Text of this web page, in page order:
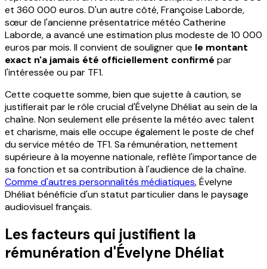
et 360 000 euros. D'un autre côté, Françoise Laborde,
sœur de l'ancienne présentatrice météo Catherine
Laborde, a avancé une estimation plus modeste de 10 000
euros par mois. Il convient de souligner que le montant
exact n'a jamais été officiellement confirmé par
l'intéressée ou par TF1.
Cette coquette somme, bien que sujette à caution, se
justifierait par le rôle crucial d'Évelyne Dhéliat au sein de la
chaîne. Non seulement elle présente la météo avec talent
et charisme, mais elle occupe également le poste de chef
du service météo de TF1. Sa rémunération, nettement
supérieure à la moyenne nationale, reflète l'importance de
sa fonction et sa contribution à l'audience de la chaîne.
Comme d'autres personnalités médiatiques, Évelyne
Dhéliat bénéficie d'un statut particulier dans le paysage
audiovisuel français.
Les facteurs qui justifient la
rémunération d'Évelyne Dhéliat